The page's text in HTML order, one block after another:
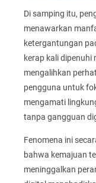
Di samping itu,
menawarkan
ketergantungan
kerap kali
mengalihkan
pengguna untuk
mengamati
tanpa gangguan
Fenomena ini
bahwa kemajuan
meninggalkan